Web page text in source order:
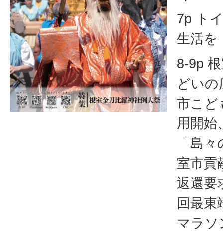
7p ト
生活を
8-9p
どい
市こど
用開始
「島
室市貢
返還要
回最東
マラソ